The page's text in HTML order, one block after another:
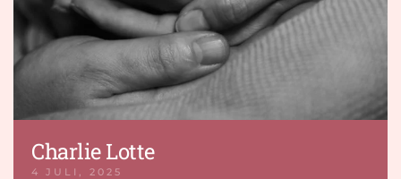
Charlie Lotte
4 JULI, 2025